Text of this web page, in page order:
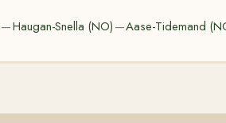
—Haugan-Snella (NO) —Aase-Tidemand